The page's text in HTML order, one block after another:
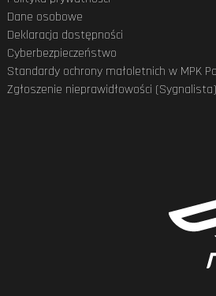
Dane osobowe
Deklaracja dostępności
Cyberbezpieczeństwo
Standardy ochrony małoletnich w MPK
Zgłoszenie nieprawidłowości (Sygnalista)